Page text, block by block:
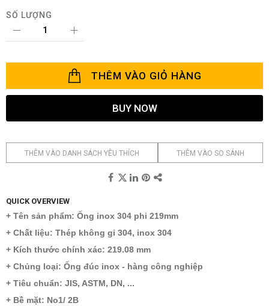
SỐ LƯỢNG
THÊM VÀO GIỎ HÀNG
BUY NOW
THÊM VÀO DANH SÁCH YÊU THÍCH THÊM VÀO SO SÁNH
QUICK OVERVIEW
+ Tên sản phẩm: Ống inox 304 phi 219mm
+ Chất liệu: Thép không gỉ 304, inox 304
+ Kích thước chính xác: 219.08 mm
+ Chủng loại: Ống đúc inox - hàng công nghiệp
+ Tiêu chuẩn: JIS, ASTM, DN, ...
+ Bề mặt: No1/ 2B